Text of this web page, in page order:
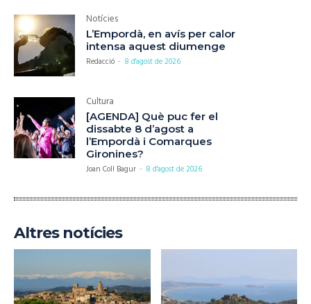
Notícies
L’Empordà, en avís per calor
intensa aquest diumenge
Redacció - 8 d'agost de 2026
Cultura
[AGENDA] Què puc fer el
dissabte 8 d’agost a
l’Empordà i Comarques
Gironines?
Joan Coll Bagur - 8 d'agost de 2026
Altres notícies